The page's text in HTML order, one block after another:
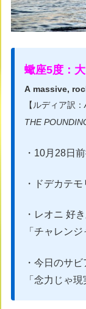
蠍座5度：
A massive,
【ルディア訳：
THE
・10月28日
・ドデカテ
・レオニ 好
「チャレン
・今日のサビ
「念力じゃ